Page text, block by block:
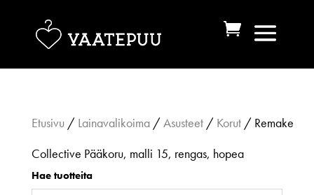
Etusivu / Lainavalikoima/Asusteet/ Korut/ Remake
Collective Pääkoru, malli 15, rengas, hopea
Hae tuotteita